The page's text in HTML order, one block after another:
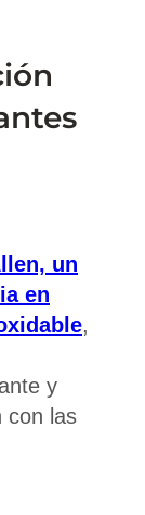
un
en
,
y
con las